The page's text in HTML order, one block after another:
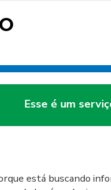
Esse é um
está buscando